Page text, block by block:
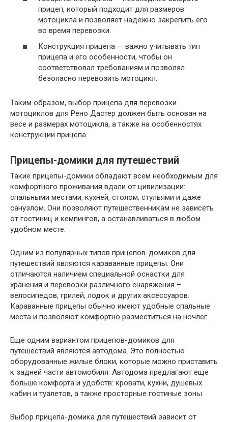
прицеп, который подходит для размеров
мотоцикла и позволяет надежно закрепить его
во время перевозки.
Конструкция прицепа — важно учитывать тип
прицепа и его особенности, чтобы он
соответствовал требованиям и позволял
безопасно перевозить мотоцикл.
Таким образом, выбор прицепа для перевозки
мотоциклов для Рено Дастер должен быть основан на
весе и размерах мотоцикла, а также на особенностях
конструкции прицепа.
Прицепы-домики для путешествий
Такие прицепы-домики обладают всем необходимым для
комфортного проживания вдали от цивилизации:
спальными местами, кухней, столом, стульями и даже
санузлом. Они позволяют путешественникам не зависеть
от гостиниц и кемпингов, а останавливаться в любом
удобном месте.
Одним из популярных типов прицепов-домиков для
путешествий являются караванные прицепы. Они
отличаются наличием специальной оснастки для
хранения и перевозки различного снаряжения –
велосипедов, грилей, лодок и других аксессуаров.
Караванные прицепы обычно имеют удобные спальные
места и позволяют комфортно разместиться на ночлег.
Еще одним вариантом прицепов-домиков для
путешествий являются автодома. Это полностью
оборудованные жилые блоки, которые можно приставить
к задней части автомобиля. Автодома предлагают еще
больше комфорта и удобств: кровати, кухни, душевых
кабин и туалетов, а также просторные гостиные зоны.
Выбор прицепа-домика для путешествий зависит от